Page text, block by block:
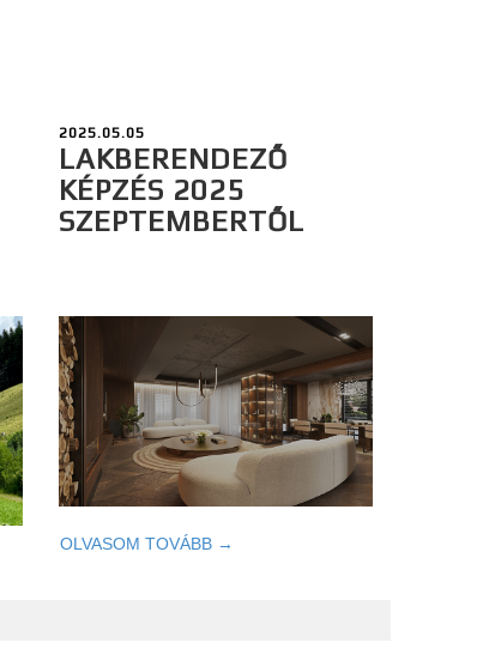
2025.05.05
LAKBERENDEZŐ
KÉPZÉS 2025
SZEPTEMBERTŐL
OLVASOM TOVÁBB →